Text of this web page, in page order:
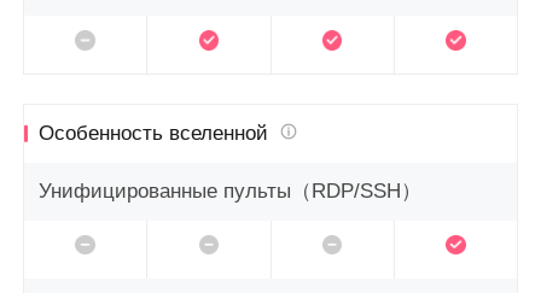
Особенность вселенной
Унифицированные пульты （RDP/SSH）